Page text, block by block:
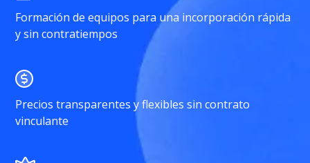
Formación de equipos para una incorporación rápida
y sin contratiempos
Precios transparentes y flexibles sin contrato
vinculante